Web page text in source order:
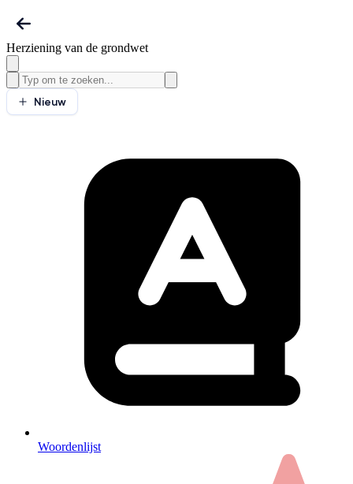
Herziening van de grondwet
Nieuw
Woordenlijst